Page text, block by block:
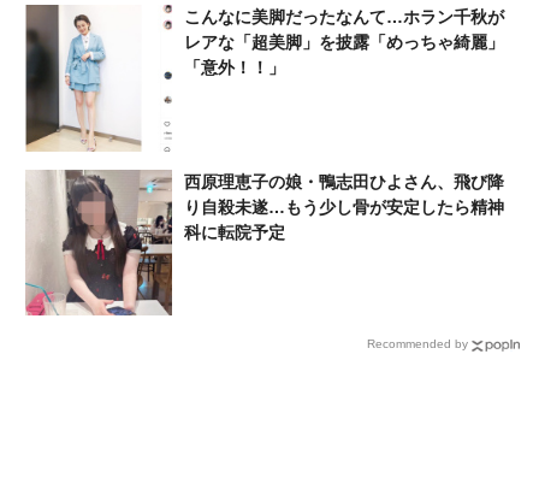
こんなに美脚だったなんて…ホラン千秋が
レアな「超美脚」を披露「めっちゃ綺麗」
「意外！！」
西原理恵子の娘・鴨志田ひよさん、飛び降
り自殺未遂…もう少し骨が安定したら精神
科に転院予定
Recommended by